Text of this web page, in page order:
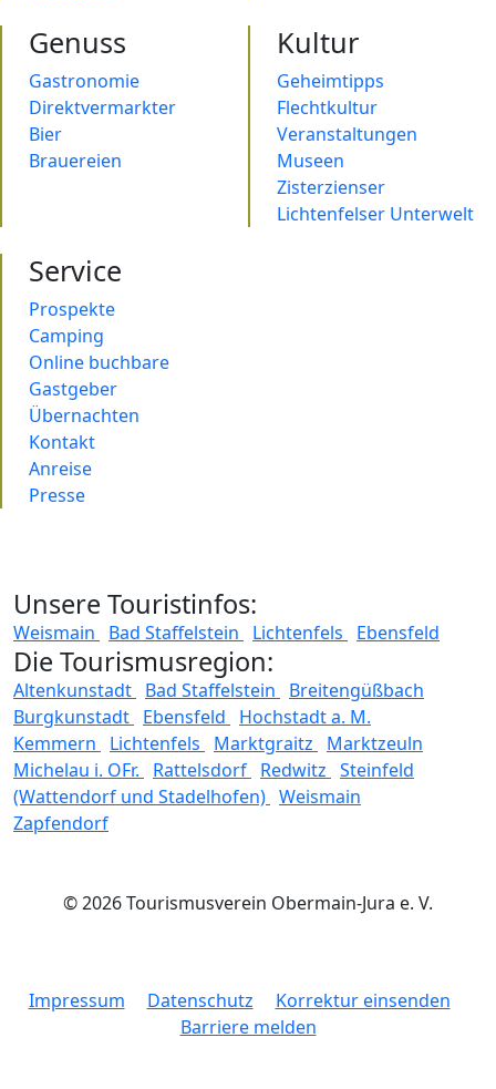
Genuss
Gastronomie
Direktvermarkter
Bier
Brauereien
Kultur
Geheimtipps
Flechtkultur
Veranstaltungen
Museen
Zisterzienser
Lichtenfelser Unterwelt
Service
Prospekte
Camping
Online buchbare
Gastgeber
Übernachten
Kontakt
Anreise
Presse
Unsere Touristinfos:
Weismain Bad Staffelstein Lichtenfels Ebensfeld
Die Tourismusregion:
Altenkunstadt Bad Staffelstein
Breitengüßbach
Burgkunstadt Ebensfeld
Hochstadt a. M.
Kemmern
Lichtenfels Marktgraitz
Marktzeuln
Michelau i. OFr.
Rattelsdorf Redwitz Steinfeld
(Wattendorf und Stadelhofen) Weismain
Zapfendorf
© 2026 Tourismusverein Obermain-Jura e. V.
Impressum Datenschutz
Korrektur einsenden
Barriere melden